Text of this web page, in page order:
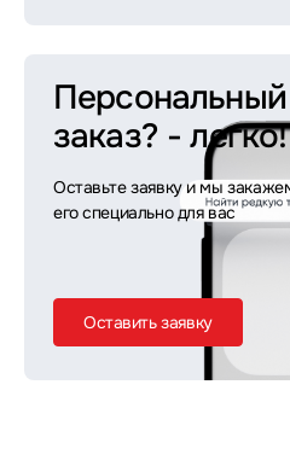
Персональный
заказ? - легко!
Оставьте заявку и мы
его специально для вас
Оставить заявку